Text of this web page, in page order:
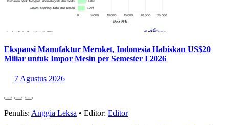
Ekspansi Manufaktur Meroket, Indonesia Habiskan US$20
Miliar untuk Impor Mesin per Semester I 2026
7 Agustus 2026
Penulis: Anggia Leksa • Editor: Editor